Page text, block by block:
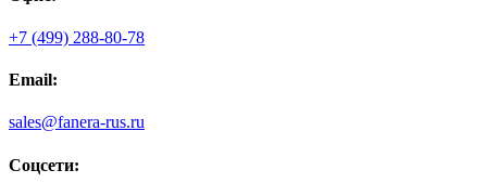
+7 (499) 288-80-78
Email:
sales@fanera-rus.ru
Соцсети: